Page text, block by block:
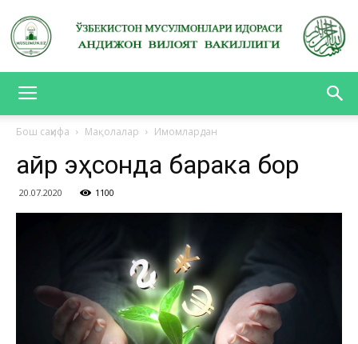
ВИЛОЯТ
ВАКИЛЛИГИ
Бош саҳифа Мақолалар Имомлардан
Ҳайр эҳсонда барака бор
20.07.2020 1100